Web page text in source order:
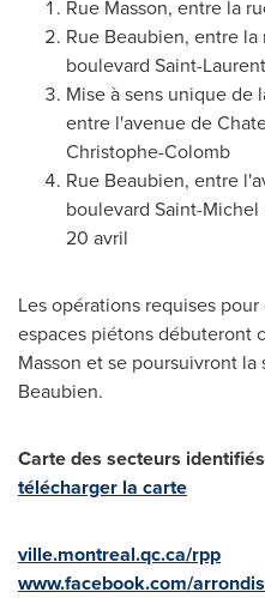
Rue Masson, entre la
Rue Beaubien, entre
boulevard Saint-Laurent
Mise à sens unique de
entre l'avenue de
Christophe-Colomb
Rue Beaubien, entre
boulevard Saint-
20 avril
Les opérations requises
espaces piétons débuteront
Masson et se poursuivront
Beaubien.
Carte des secteurs identifiés
télécharger la carte
ville.montreal.qc.ca/rpp
www.facebook.com/